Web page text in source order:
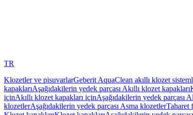
TR
Klozetler ve pisuvarlarGeberit AquaClean akıllı klozet
kapaklarıAşağıdakilerin yedek parçası Akıllı klozet kapakları
içinAkıllı klozet kapakları içinAşağıdakilerin yedek parçası
klozetlerAşağıdakilerin yedek parçası Asma klozetlerTaharet